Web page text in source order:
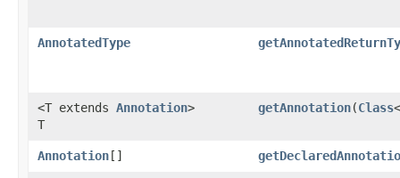
AnnotatedType
<T extends Annotation>
T
getAnnotation(Class
Annotation[]